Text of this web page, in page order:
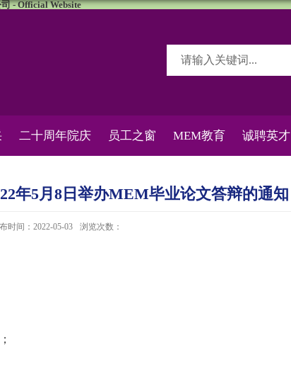
- Official Website
二十周年院庆 员工之窗 MEM教育 诚聘英才
年5月8日举办MEM毕业论文答辩的通知
时间：2022-05-03 浏览次数：